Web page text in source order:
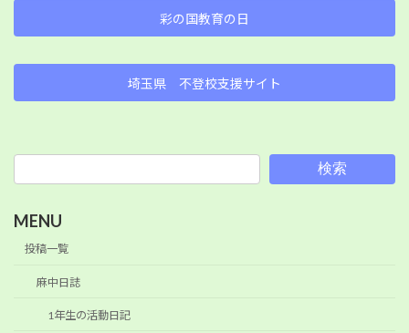
彩の国教育の日
埼玉県 不登校支援サイト
検索
MENU
投稿一覧
麻中日誌
1年生の活動日記